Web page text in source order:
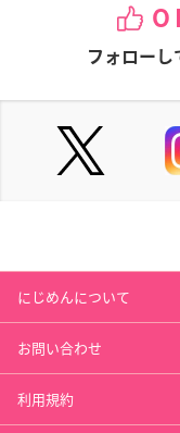
フォローし
にじめんについて
お問い合わせ
利用規約